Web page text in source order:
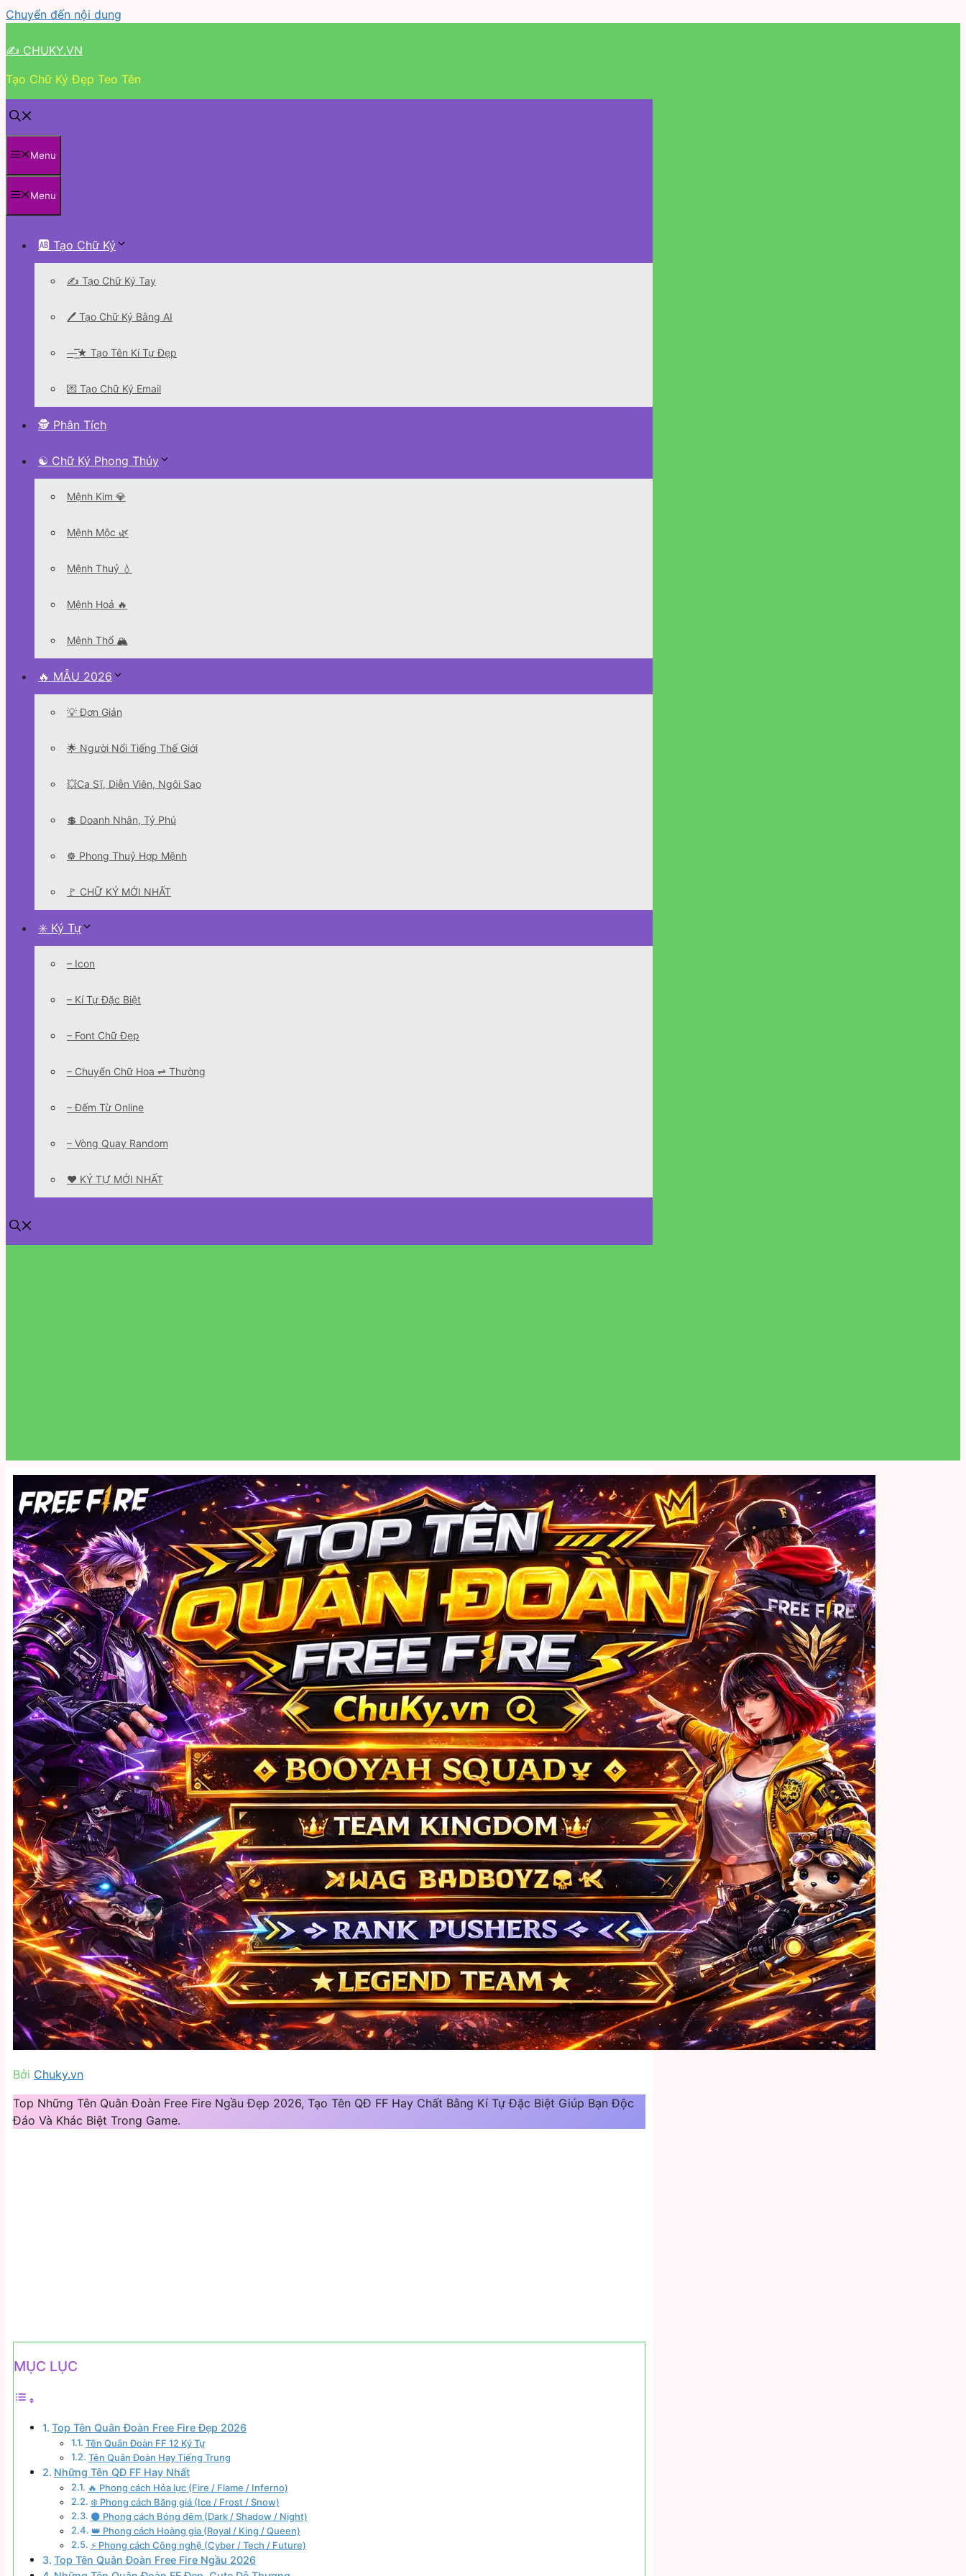
Chuyển đến nội dung
✍ CHUKY.VN
Tạo Chữ Ký Đẹp Teo Tên
Menu
Menu
🆎 Tạo Chữ Ký
✍️ Tạo Chữ Ký Tay
🖊 Tạo Chữ Ký Bằng AI
—͟͞͞★ Tạo Tên Kí Tự Đẹp
💌 Tạo Chữ Ký Email
🕵 Phân Tích
☯ Chữ Ký Phong Thủy
Mệnh Kim 💎
Mệnh Mộc 🌿
Mệnh Thuỷ 💧
Mệnh Hoả 🔥
Mệnh Thổ 🏔️
🔥 MẪU 2026
💡 Đơn Giản
🌟 Người Nổi Tiếng Thế Giới
💥Ca Sĩ, Diễn Viên, Ngôi Sao
💲 Doanh Nhân, Tỷ Phú
☸️ Phong Thuỷ Hợp Mệnh
🚩 CHỮ KÝ MỚI NHẤT
✳️ Ký Tự
– Icon
– Kí Tự Đặc Biệt
– Font Chữ Đẹp
– Chuyển Chữ Hoa ⇌ Thường
– Đếm Từ Online
– Vòng Quay Random
❤️ KÝ TỰ MỚI NHẤT
Bởi Chuky.vn
Top Những Tên Quân Đoàn Free Fire Ngầu Đẹp 2026, Tạo Tên QĐ FF Hay Chất Bằng Kí Tự Đặc Biệt Giúp Bạn Độc
Đáo Và Khác Biệt Trong Game.
MỤC LỤC
Top Tên Quân Đoàn Free Fire Đẹp 2026
Tên Quân Đoàn FF 12 Ký Tự
Tên Quân Đoàn Hay Tiếng Trung
Những Tên QĐ FF Hay Nhất
🔥 Phong cách Hỏa lực (Fire / Flame / Inferno)
❄️ Phong cách Băng giá (Ice / Frost / Snow)
🌑 Phong cách Bóng đêm (Dark / Shadow / Night)
👑 Phong cách Hoàng gia (Royal / King / Queen)
⚡ Phong cách Công nghệ (Cyber / Tech / Future)
Top Tên Quân Đoàn Free Fire Ngầu 2026